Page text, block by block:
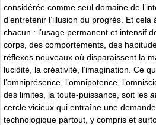
considérée comme seul domaine de
d’entretenir l’illusion du progrès. Et cela
chacun : l’usage permanent et intensif
corps, des comportements, des
réflexes nouveaux où disparaissent la
lucidité, la créativité, l’imagination. Ce
l’omniprésence, l’omnipotence,
des limites, la toute-puissance, soit les
cercle vicieux qui entraîne une
technologique partout, y compris et